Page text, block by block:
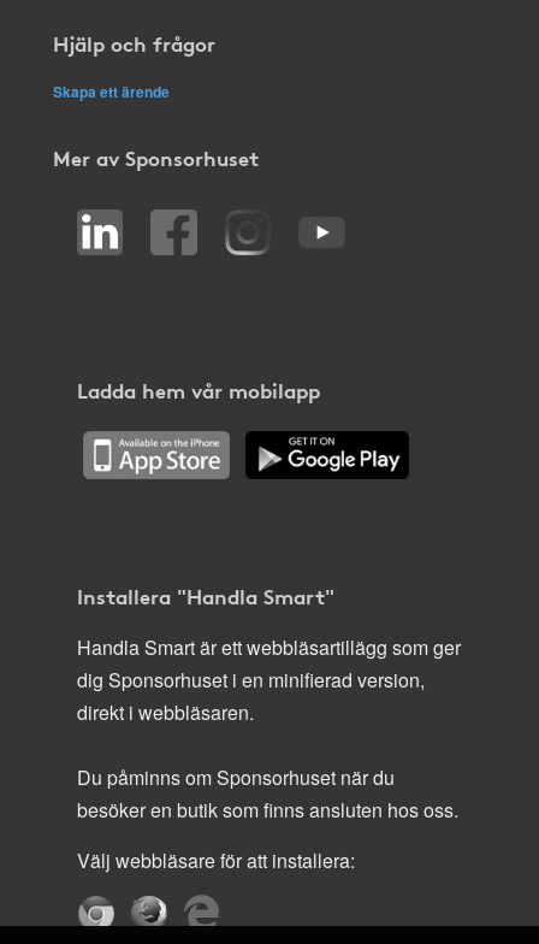
Hjälp och frågor
Skapa ett ärende
Mer av Sponsorhuset
Ladda hem vår mobilapp
Installera "Handla Smart"
Handla Smart är ett webbläsartillägg som ger
dig Sponsorhuset i en minifierad version,
direkt i webbläsaren.
Du påminns om Sponsorhuset när du
besöker en butik som finns ansluten hos oss.
Välj webbläsare för att installera: